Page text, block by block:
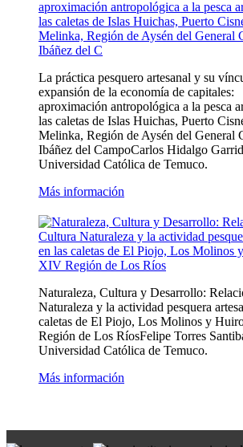
La práctica pesquero artesanal y su
expansión de la economía de capitales:
aproximación antropológica a la pesca
las caletas de Islas Huichas, Puerto
Melinka, Región de Aysén del General
Ibáñez del CampoCarlos Hidalgo
Universidad Católica de Temuco.
Más información
Naturaleza, Cultura y Desarrollo:
Naturaleza y la actividad pesquera
caletas de El Piojo, Los Molinos y
Región de Los RíosFelipe Torres
Universidad Católica de Temuco.
Más información